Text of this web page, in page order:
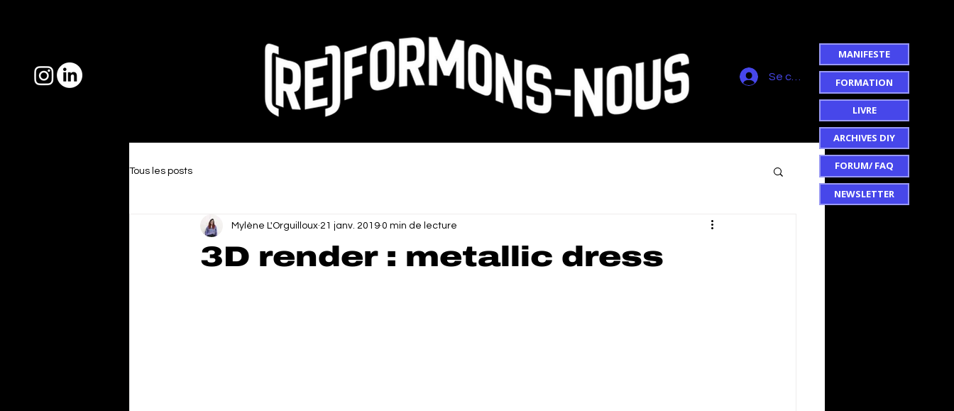
MANIFESTE
FORMATION
LIVRE
ARCHIVES DIY
FORUM/ FAQ
NEWSLETTER
Se connecter
Tous les posts
3D render : metallic dress
Mylène L'Orguilloux 21 janv. 2019 0 min de lecture